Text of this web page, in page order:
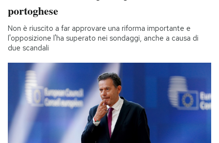
portoghese
Non è riuscito a far approvare una riforma importante e
l'opposizione l'ha superato nei sondaggi, anche a causa di
due scandali